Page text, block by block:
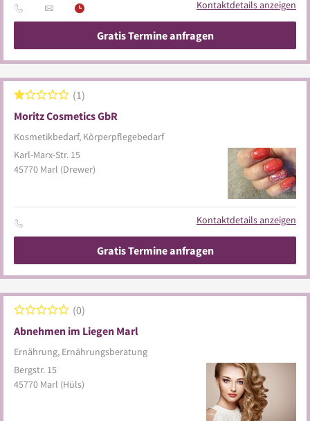
Kontaktdetails anzeigen
Gratis Termine anfragen
Moritz Cosmetics GbR
Kosmetikbedarf, Körperpflegebedarf
1
Karl-Marx-Str. 15
45770 Marl (Drewer)
Kontaktdetails anzeigen
Gratis Termine anfragen
Abnehmen im Liegen Marl
Ernährung, Ernährungsberatung
0
Bergstr. 15
45770 Marl (Hüls)